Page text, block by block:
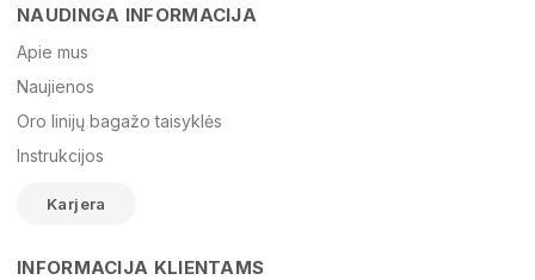
El. paštas
Žinutė
NAUDINGA INFORMACIJA
Apie mus
Naujienos
Oro linijų bagažo taisyklės
Instrukcijos
Karjera
INFORMACIJA KLIENTAMS